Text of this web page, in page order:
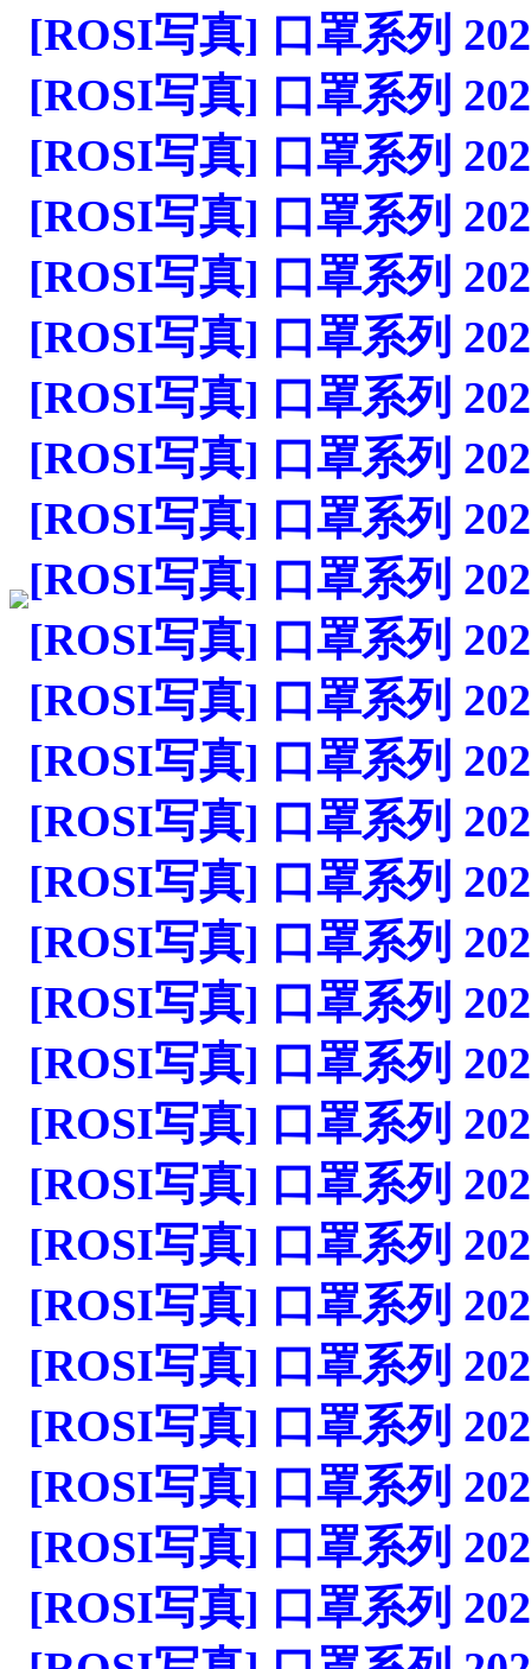
[ROSI写真] 口罩系列
[ROSI写真] 口罩系列
[ROSI写真] 口罩系列
[ROSI写真] 口罩系列
[ROSI写真] 口罩系列
[ROSI写真] 口罩系列
[ROSI写真] 口罩系列
[ROSI写真] 口罩系列
[ROSI写真] 口罩系列
[ROSI写真] 口罩系列
[ROSI写真] 口罩系列
[ROSI写真] 口罩系列
[ROSI写真] 口罩系列
[ROSI写真] 口罩系列
[ROSI写真] 口罩系列
[ROSI写真] 口罩系列
[ROSI写真] 口罩系列
[ROSI写真] 口罩系列
[ROSI写真] 口罩系列
[ROSI写真] 口罩系列
[ROSI写真] 口罩系列
[ROSI写真] 口罩系列
[ROSI写真] 口罩系列
[ROSI写真] 口罩系列
[ROSI写真] 口罩系列
[ROSI写真] 口罩系列
[ROSI写真] 口罩系列